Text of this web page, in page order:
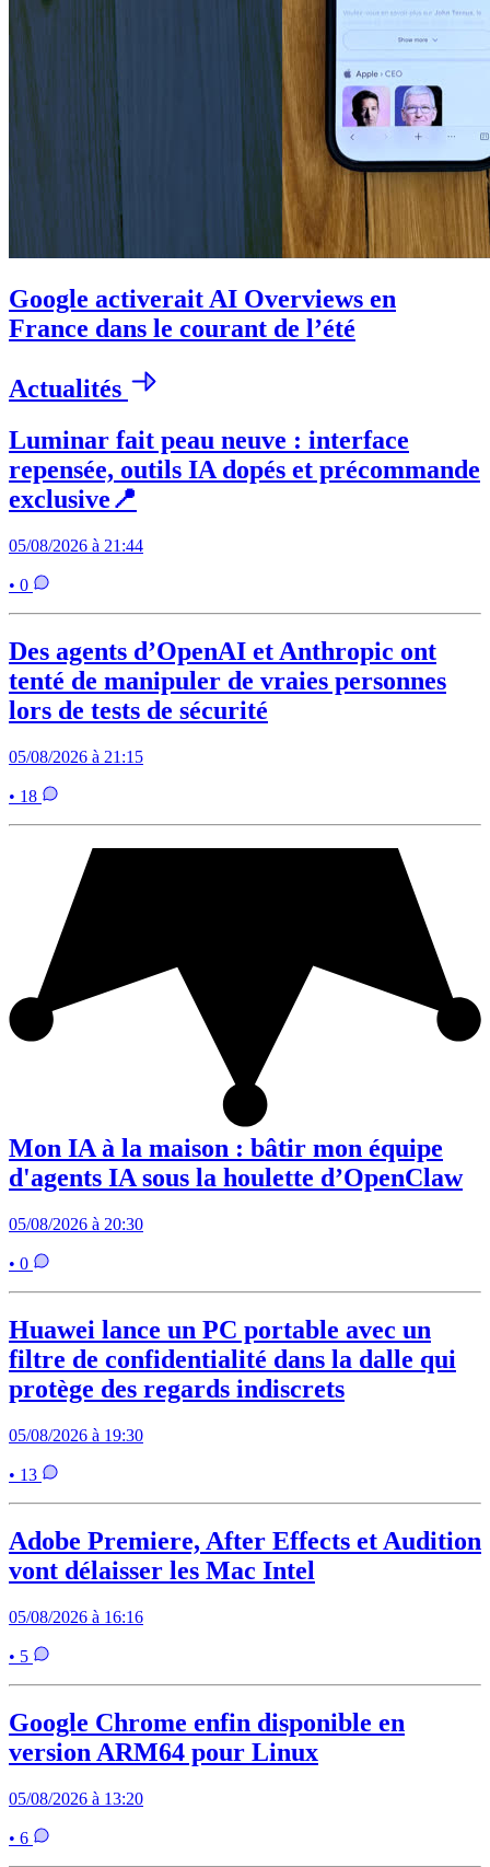
Google activerait AI Overviews en
France dans le courant de l’été
Actualités
Luminar fait peau neuve : interface
repensée, outils IA dopés et précommande
exclusive📍
05/08/2026 à 21:44
• 0
Des agents d’OpenAI et Anthropic ont
tenté de manipuler de vraies personnes
lors de tests de sécurité
05/08/2026 à 21:15
• 18
Mon IA à la maison : bâtir mon équipe
d'agents IA sous la houlette d’OpenClaw
05/08/2026 à 20:30
• 0
Huawei lance un PC portable avec un
filtre de confidentialité dans la dalle qui
protège des regards indiscrets
05/08/2026 à 19:30
• 13
Adobe Premiere, After Effects et Audition
vont délaisser les Mac Intel
05/08/2026 à 16:16
• 5
Google Chrome enfin disponible en
version ARM64 pour Linux
05/08/2026 à 13:20
• 6